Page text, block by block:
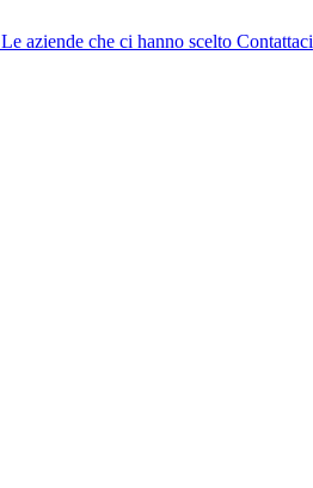
Le aziende che ci hanno scelto Contattaci